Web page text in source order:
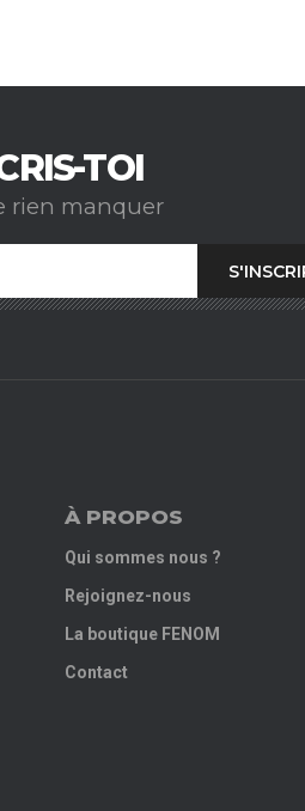
TOI
rien manquer
À PROPOS
Qui sommes nous ?
Rejoignez-nous
La boutique FENOM
Contact